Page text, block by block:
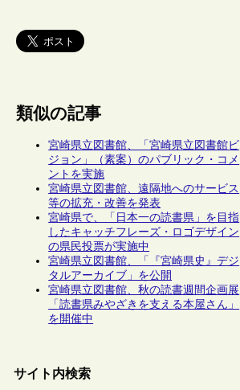
類似の記事
宮崎県立図書館、「宮崎県立図書館ビ
ジョン」（素案）のパブリック・コメ
ントを実施
宮崎県立図書館、遠隔地へのサービス
等の拡充・改善を発表
宮崎県で、「日本一の読書県」を目指
したキャッチフレーズ・ロゴデザイン
の県民投票が実施中
宮崎県立図書館、「『宮崎県史』デジ
タルアーカイブ」を公開
宮崎県立図書館、秋の読書週間企画展
「読書県みやざきを支える本屋さん」
を開催中
サイト内検索